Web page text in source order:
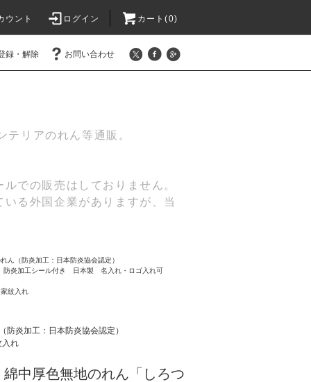
ウント ログイン カート(0)
録・解除 お問い合わせ
リアのれん等通販。
での販売はしておりません。
る外国企業がありますが、当
ん（防炎加工：日本防炎協会認定）
防炎加工シール付き 日本製 名入れ・ロゴ入れ可
紋入れ
防炎加工：日本防炎協会認定）
入れ
中厚色無地のれん「しろつ